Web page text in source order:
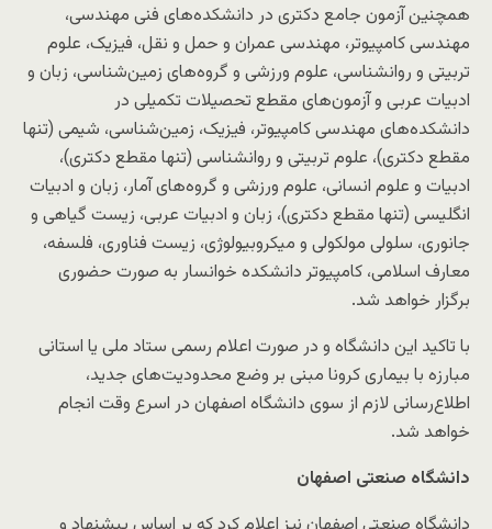
همچنین آزمون جامع دکتری در دانشکده‌های فنی مهندسی،
مهندسی کامپیوتر، مهندسی عمران و حمل و نقل، فیزیک، علوم
تربیتی و روانشناسی، علوم ورزشی و گروه‌های زمین‌شناسی، زبان و
ادبیات عربی و آزمون‌های مقطع تحصیلات تکمیلی در
دانشکده‌های مهندسی کامپیوتر، فیزیک، زمین‌شناسی، شیمی (تنها
مقطع دکتری)، علوم تربیتی و روانشناسی (تنها مقطع دکتری)،
ادبیات و علوم انسانی، علوم ورزشی و گروه‌های آمار، زبان و ادبیات
انگلیسی (تنها مقطع دکتری)، زبان و ادبیات عربی، زیست گیاهی و
جانوری، سلولی مولکولی و میکروبیولوژی، زیست فناوری، فلسفه،
معارف اسلامی، کامپیوتر دانشکده خوانسار به صورت حضوری
برگزار خواهد شد.
با تاکید این دانشگاه و در صورت اعلام رسمی ستاد ملی یا استانی
مبارزه با بیماری کرونا مبنی بر وضع محدودیت‌های جدید،
اطلاع‌رسانی لازم از سوی دانشگاه اصفهان در اسرع وقت انجام
خواهد شد.
دانشگاه صنعتی اصفهان